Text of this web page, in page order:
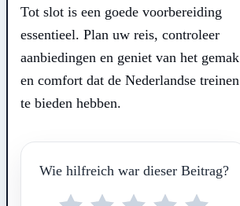
Tot slot is een goede voorbereiding
essentieel. Plan uw reis, controleer
aanbiedingen en geniet van het gemak
en comfort dat de Nederlandse treinen
te bieden hebben.
Wie hilfreich war dieser Beitrag?